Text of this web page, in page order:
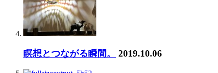
瞑想とつながる瞬間。 2019.10.06